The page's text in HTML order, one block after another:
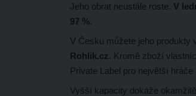
Jeho obrat neustále roste. V
97 %.
V Česku můžete jeho produkty
Rohlik.cz . Kromě zboží
Private Label pro největší hráče
Vyšší kapacity dokáže